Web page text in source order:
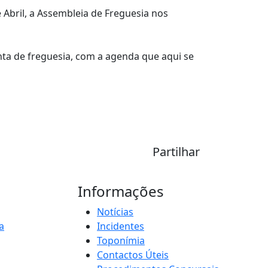
a Assembleia de Freguesia nos
de freguesia, com a agenda que aqui se
Partilhar
Informações
Notícias
Incidentes
Toponímia
Contactos Úteis